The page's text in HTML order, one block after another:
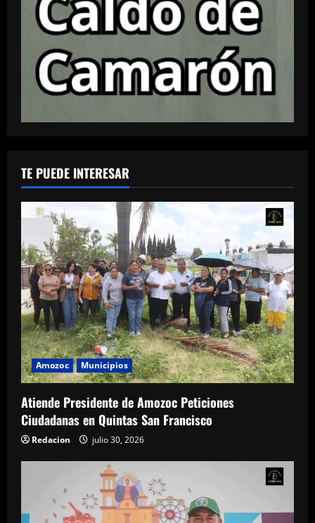
TE PUEDE INTERESAR
Amozoc Municipios
Atiende Presidente de Amozoc Peticiones
Ciudadanas en Quintas San Francisco
Redacion julio 30, 2026